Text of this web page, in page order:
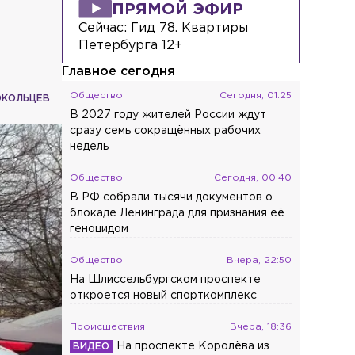
России
Экономика Сегодня, 04:55
Глава Минобороны Финляндии
объяснил отказ передавать Украине
Спорт Сегодня, 04:26
Россиянин Егор Громадский завоевал
золотую медаль на ЧЕ по
ПРЯМОЙ ЭФИР
Сейчас: Гид 78. Квартиры
Петербурга 12+
Главное сегодня
Общество Сегодня, 01:25
В 2027 году жителей России ждут
сразу семь сокращённых рабочих
недель
Общество Сегодня, 00:40
В РФ собрали тысячи документов о
блокаде Ленинграда для признания её
геноцидом
Общество Вчера, 22:50
На Шлиссельбургском проспекте
откроется новый спорткомплекс
Происшествия Вчера, 18:36
На проспекте Королёва из